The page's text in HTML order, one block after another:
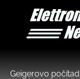
Geigerovo